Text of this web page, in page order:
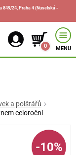
849/24, Praha 4 (Nuselská -
0 MENU
a polštářů
celoroční
-10%